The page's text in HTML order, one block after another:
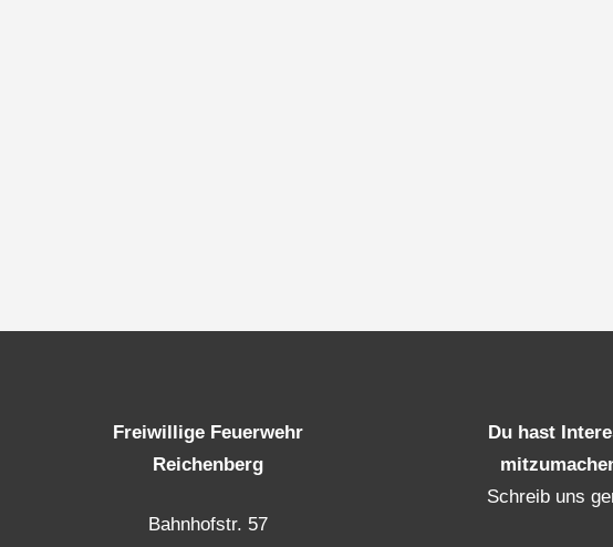
Freiwillige Feuerwehr
Reichenberg
Bahnhofstr. 57
Du hast
Schreib uns